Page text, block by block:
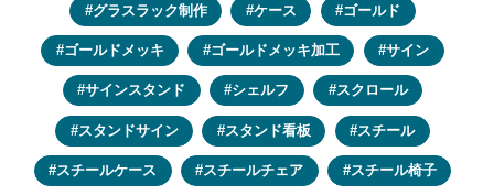
グラスラック制作 ケース ゴールド
ゴールドメッキ ゴールドメッキ加工 サイン
サインスタンド シェルフ スクロール
スタンドサイン スタンド看板 スチール
スチールケース スチールチェア スチール椅子